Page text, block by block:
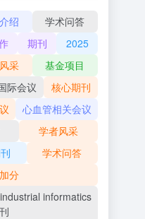
绍
学术问答
期刊
2025
采
基金项目
际会议
核心期刊
心血管相关会议
学者风采
学术问答
分
informatics